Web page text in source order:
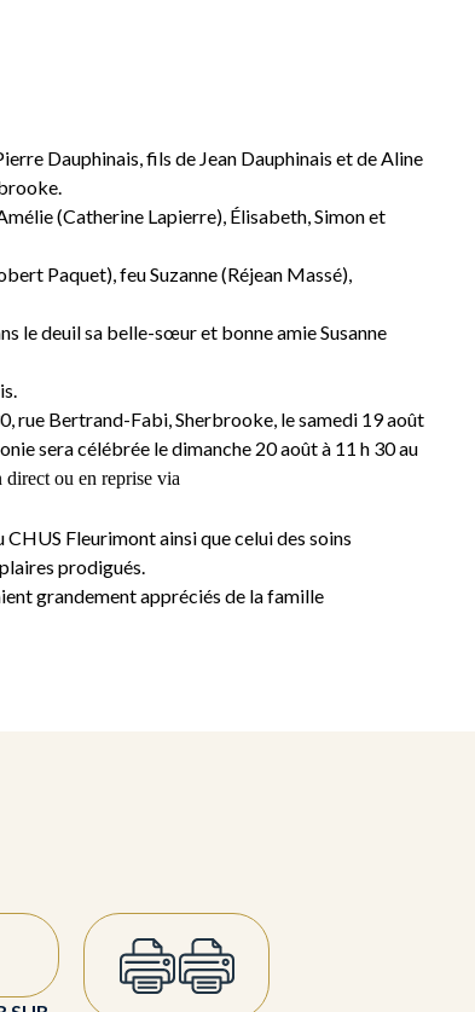
Dauphinais, fils de Jean Dauphinais et de Aline
(Catherine Lapierre), Élisabeth, Simon et
Paquet), feu Suzanne (Réjean Massé),
le deuil sa belle-sœur et bonne amie Susanne
rue Bertrand-Fabi, Sherbrooke, le samedi 19 août
sera célébrée le dimanche 20 août à 11 h 30 au
direct ou en reprise via
Fleurimont ainsi que celui des soins
prodigués.
grandement appréciés de la famille